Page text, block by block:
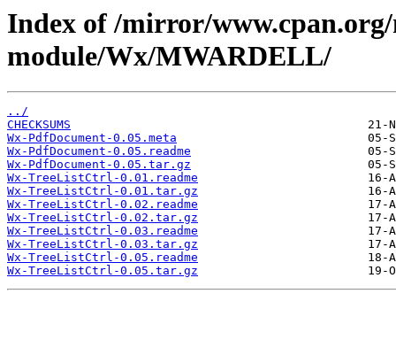
Index of /mirror/
module/Wx/MWARDELL/
../
CHECKSUMS
Wx-PdfDocument-0.05.meta
Wx-PdfDocument-0.05.readme
Wx-PdfDocument-0.05.tar.gz
Wx-TreeListCtrl-0.01.readme
Wx-TreeListCtrl-0.01.tar.gz
Wx-TreeListCtrl-0.02.readme
Wx-TreeListCtrl-0.02.tar.gz
Wx-TreeListCtrl-0.03.readme
Wx-TreeListCtrl-0.03.tar.gz
Wx-TreeListCtrl-0.05.readme
Wx-TreeListCtrl-0.05.tar.gz